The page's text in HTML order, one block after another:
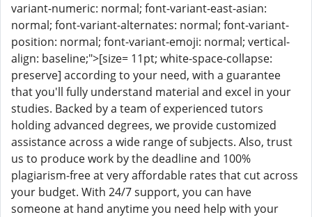
variant-numeric: normal; font-variant-east-asian:
normal; font-variant-alternates: normal; font-variant-
position: normal; font-variant-emoji: normal; vertical-
align: baseline;">[size= 11pt; white-space-collapse:
preserve] according to your need, with a guarantee
that you'll fully understand material and excel in your
studies. Backed by a team of experienced tutors
holding advanced degrees, we provide customized
assistance across a wide range of subjects. Also, trust
us to produce work by the deadline and 100%
plagiarism-free at very affordable rates that cut across
your budget. With 24/7 support, you can have
someone at hand anytime you need help with your